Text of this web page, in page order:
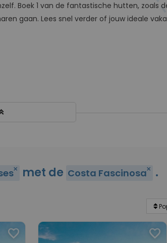
Boek 1 van de fantastische hutten, zoals
gaan. Lees snel verder of jouw ideale
close met de Costa Fascinosaclose .
favorite favorite